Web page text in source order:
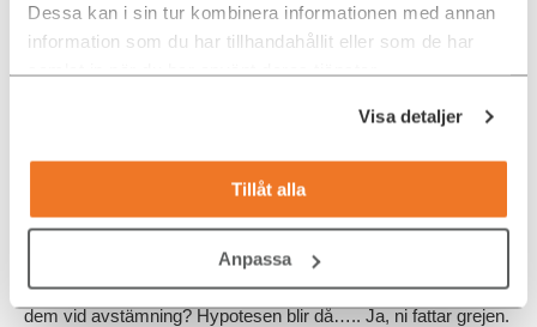
Dessa kan i sin tur kombinera informationen med annan
information som du har tillhandahållit eller som de har
samlat in när du har använt deras tjänster.
Visa detaljer
Tillåt alla
Anpassa
Faktum är att vi faktiskt har all information! Det ger ju inga svar
i sig utan det visar bara hur det ser ut.
egentligen?) är att ta fram frågeställningar och sätta upp
Exempelvis kan vi fråga oss varför vi har ett tapp av
. Hypotesen kan vara att vi tappar dem efter vi
haft en telefonavstämning med dem. Ok! Då mäter vi
searchdata på tappet mellan positivt svar från javautvecklare
till avstämning, och avstämning till intervju hos Ada Digital. Oj!
Hypotesen verkar stämma. Då blir nästa fråga varför tappar vi
dem vid avstämning? Hypotesen blir då….. Ja, ni fattar grejen.